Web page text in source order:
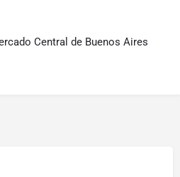
Central de Buenos Aires